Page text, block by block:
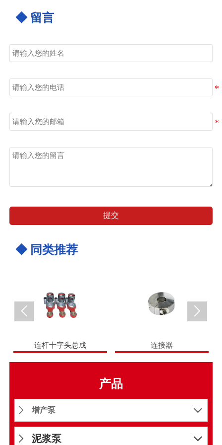
◆ 留言
提交
◆ 同类推荐
连杆十字头总成 连接器
 
产品
 增产泵 
 泥浆泵 